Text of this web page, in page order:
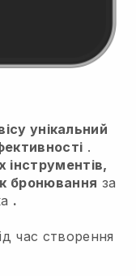
унікальний
.
інструментів,
бронювання за
.
час створення